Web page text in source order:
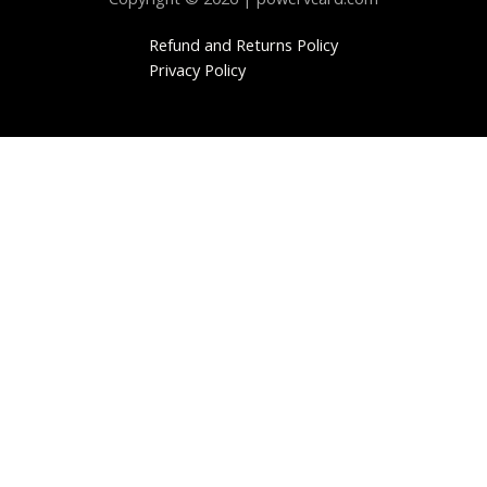
Refund and Returns Policy
Privacy Policy